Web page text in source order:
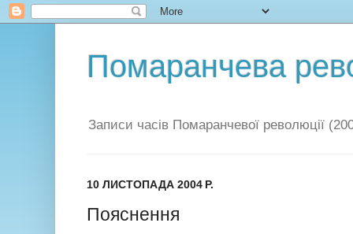
Помаранчева
Записи часів Помаранчевої революції
10 ЛИСТОПАДА 2004 Р.
Пояснення